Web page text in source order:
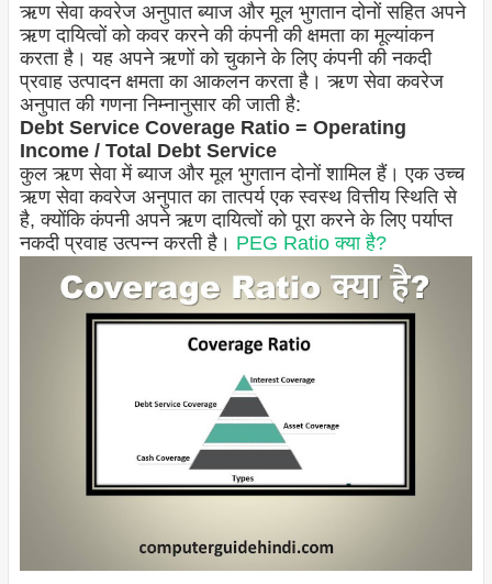
ऋण सेवा कवरेज अनुपात ब्याज और मूल भुगतान दोनों सहित अपने
ऋण दायित्वों को कवर करने की कंपनी की क्षमता का मूल्यांकन
करता है। यह अपने ऋणों को चुकाने के लिए कंपनी की नकदी
प्रवाह उत्पादन क्षमता का आकलन करता है। ऋण सेवा कवरेज
अनुपात की गणना निम्नानुसार की जाती है:
Debt Service Coverage Ratio = Operating
Income / Total Debt Service
कुल ऋण सेवा में ब्याज और मूल भुगतान दोनों शामिल हैं। एक उच्च
ऋण सेवा कवरेज अनुपात का तात्पर्य एक स्वस्थ वित्तीय स्थिति से
है, क्योंकि कंपनी अपने ऋण दायित्वों को पूरा करने के लिए पर्याप्त
नकदी प्रवाह उत्पन्न करती है। PEG Ratio क्या है?